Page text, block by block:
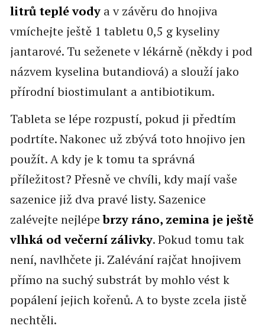
litrů teplé vody a v závěru do hnojiva
vmíchejte ještě 1 tabletu 0,5 g kyseliny
jantarové. Tu seženete v lékárně (někdy i pod
názvem kyselina butandiová) a slouží jako
přírodní biostimulant a antibiotikum.
Tableta se lépe rozpustí, pokud ji předtím
podrtíte. Nakonec už zbývá toto hnojivo jen
použít. A kdy je k tomu ta správná
příležitost? Přesně ve chvíli, kdy mají vaše
sazenice již dva pravé listy. Sazenice
zalévejte nejlépebrzy ráno, zemina je ještě
vlhká od večerní zálivky. Pokud tomu tak
není, navlhčete ji. Zalévání rajčat hnojivem
přímo na suchý substrát by mohlo vést k
popálení jejich kořenů. A to byste zcela jistě
nechtěli.